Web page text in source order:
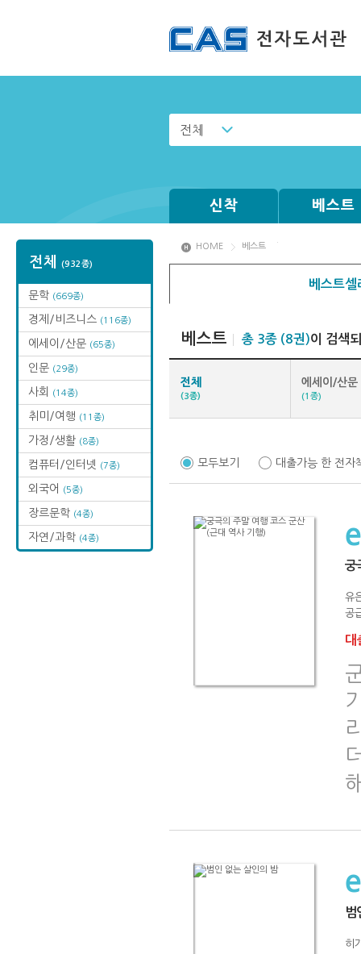
전체
신착 베스트
전체 (932종)
문학 (669종)
경제/비즈니스 (116종)
에세이/산문 (65종)
인문 (29종)
사회 (14종)
취미/여행 (11종)
가정/생활 (8종)
컴퓨터/인터넷 (7종)
외국어 (5종)
장르문학 (4종)
자연/과학 (4종)
HOME 베스트
베스트
베스트 총 3종 (8권)이 검색
전체
(3종)
에세이/산문
(1종)
모두보기 대출가능 한 전자
궁
유
공
대
범
히